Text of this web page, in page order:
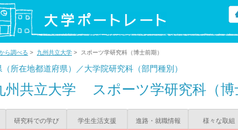
ら調べる > 九州共立大学 > スポーツ学研究科（博士前期）
所在地都道府県）／大学院研究科（部門種別）
州共立大学 スポーツ学研究科（博
研究科での学び 学生生活支援 進路・就職情報 様々な取組